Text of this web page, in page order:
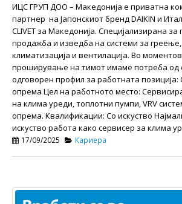
ИЦС ГРУП ДОО – Македонија e приватна
партнер на Јапонскиот бренд DAIKIN и
CLIVET за Македонија. Специјализирана
продажба и изведба на системи за
климатизација и вентилација. Во
проширување на тимот имаме потреба од
одговорен профил за работната позиција:
опрема Цел на работното место:
на клима уреди, топлотни пумпи, VRV
опрема. Квалификации: Со искуство
искуство работа како сервисер за клима
17/09/2025 Кариера